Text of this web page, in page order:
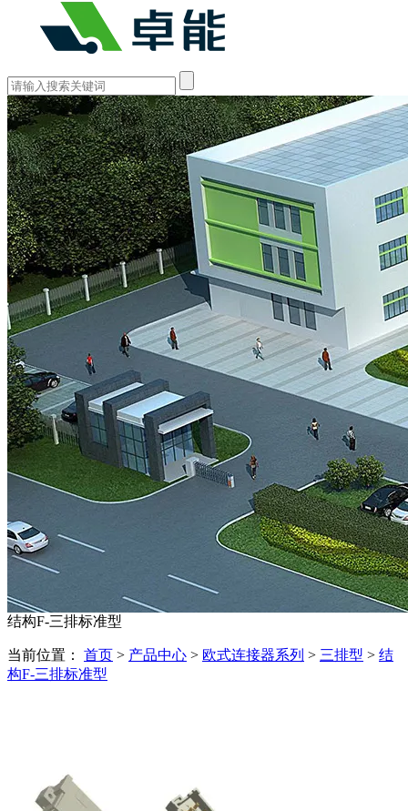
结构F-三排标准型
当前位置： 首页 > 产品中心 > 欧式连接器系列 > 三排型 > 结
构F-三排标准型